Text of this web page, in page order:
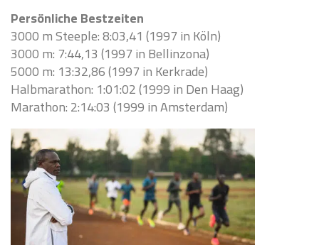
Persönliche Bestzeiten
3000 m Steeple: 8:03,41 (1997 in Köln)
3000 m: 7:44,13 (1997 in Bellinzona)
5000 m: 13:32,86 (1997 in Kerkrade)
Halbmarathon: 1:01:02 (1999 in Den Haag)
Marathon: 2:14:03 (1999 in Amsterdam)